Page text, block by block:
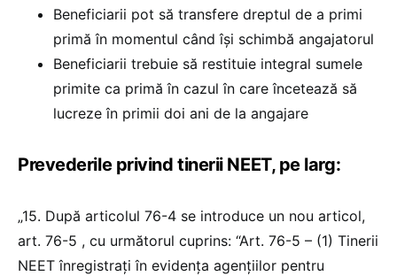
Beneficiarii pot să transfere dreptul de a primi
primă în momentul când își schimbă angajatorul
Beneficiarii trebuie să restituie integral sumele
primite ca primă în cazul în care încetează să
lucreze în primii doi ani de la angajare
Prevederile privind tinerii NEET, pe larg:
„15. După articolul 76-4 se introduce un nou articol,
art. 76-5 , cu următorul cuprins: “Art. 76-5 – (1) Tinerii
NEET înregistrați în evidenţa agenţiilor pentru